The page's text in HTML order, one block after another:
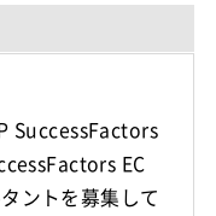
SuccessFactors
EC
ントを募集して